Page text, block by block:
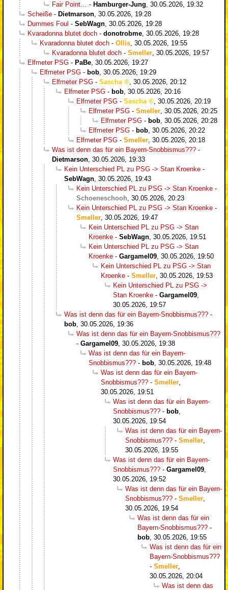
Fair Point… - Hamburger-Jung 30.05.2026, 19:32
Scheiße - Dietmarson 30.05.2026, 19:28
Dummes Foul - SebWagn 30.05.2026, 19:28
Kvaradonna blutet doch - donotrobme 30.05.2026, 19:28
Kvaradonna blutet doch - Ollis 30.05.2026, 19:55
Kvaradonna blutet doch - Smeller 30.05.2026, 19:57
Elfmeter PSG - PaBe 30.05.2026, 19:27
Elfmeter PSG - bob 30.05.2026, 19:29
Elfmeter PSG - Sascha
30.05.2026, 20:12
Elfmeter PSG - bob 30.05.2026, 20:16
Elfmeter PSG - Sascha
30.05.2026, 20:19
Elfmeter PSG - Smeller 30.05.2026, 20:25
Elfmeter PSG - bob 30.05.2026, 20:28
Elfmeter PSG - bob 30.05.2026, 20:22
Elfmeter PSG - Smeller 30.05.2026, 20:18
Was ist denn das für ein Bayern-Snobbismus??? -
Dietmarson 30.05.2026, 19:33
Kein Unterschied PL zu PSG -> Stan Kroenke -
SebWagn 30.05.2026, 19:43
Kein Unterschied PL zu PSG -> Stan Kroenke -
Schoeneschooh 30.05.2026, 20:23
Kein Unterschied PL zu PSG -> Stan Kroenke -
Smeller 30.05.2026, 19:47
Kein Unterschied PL zu PSG -> Stan
Kroenke - SebWagn 30.05.2026, 19:51
Kein Unterschied PL zu PSG -> Stan
Kroenke - Gargamel09 30.05.2026, 19:50
Kein Unterschied PL zu PSG -> Stan
Kroenke - Smeller 30.05.2026, 19:53
Kein Unterschied PL zu PSG ->
Stan Kroenke - Gargamel09
30.05.2026, 19:57
Was ist denn das für ein Bayern-Snobbismus??? -
bob 30.05.2026, 19:36
Was ist denn das für ein Bayern-Snobbismus???
- Gargamel09 30.05.2026, 19:38
Was ist denn das für ein Bayern-
Snobbismus??? - bob 30.05.2026, 19:48
Was ist denn das für ein Bayern-
Snobbismus??? - Smeller
30.05.2026, 19:51
Was ist denn das für ein Bayern-
Snobbismus??? - bob
30.05.2026, 19:54
Was ist denn das für ein Bayern-
Snobbismus??? - Smeller
30.05.2026, 19:55
Was ist denn das für ein Bayern-
Snobbismus??? - Gargamel09
30.05.2026, 19:52
Was ist denn das für ein Bayern-
Snobbismus??? - Smeller
30.05.2026, 19:54
Was ist denn das für ein
Bayern-Snobbismus??? -
bob 30.05.2026, 19:55
Was ist denn das für ein
Bayern-Snobbismus???
- Smeller
30.05.2026, 20:04
Was ist denn das